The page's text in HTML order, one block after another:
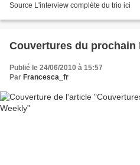
Source L'interview complète du trio ici
Couvertures du prochain
Publié le 24/06/2010 à 15:57
Par Francesca_fr